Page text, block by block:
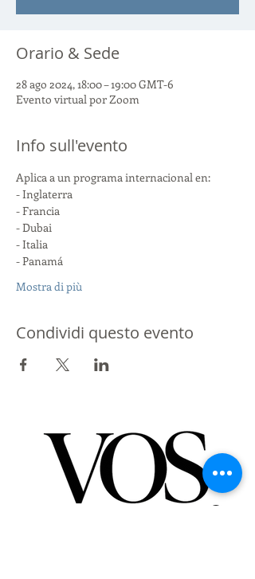
Orario & Sede
28 ago 2024, 18:00 – 19:00 GMT-6
Evento virtual por Zoom
Info sull'evento
Aplica a un programa internacional en:
- Inglaterra
- Francia
- Dubai
- Italia
- Panamá
Mostra di più
Condividi questo evento